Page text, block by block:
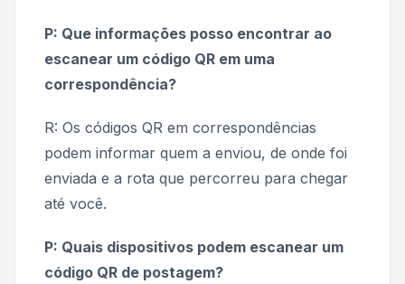
P: Que informações posso encontrar ao
escanear um código QR em uma
correspondência?
R: Os códigos QR em correspondências
podem informar quem a enviou, de onde foi
enviada e a rota que percorreu para chegar
até você.
P: Quais dispositivos podem escanear um
código QR de postagem?